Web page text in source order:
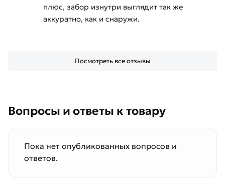
плюс, забор изнутри выглядит так же
аккуратно, как и снаружи.
Посмотреть все отзывы
Вопросы и ответы к товару
Пока нет опубликованных вопросов и
ответов.